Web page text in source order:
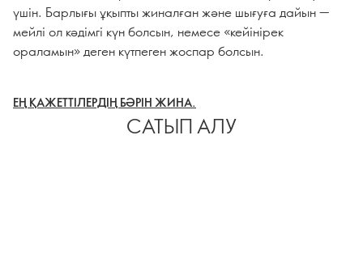
үшін. Барлығы ұқыпты жиналған және шығуға дайын —
мейлі ол кәдімгі күн болсын, немесе «кейінірек
ораламын» деген күтпеген жоспар болсын.
ЕҢ ҚАЖЕТТІЛЕРДІҢ БӘРІН ЖИНА.
САТЫП АЛУ